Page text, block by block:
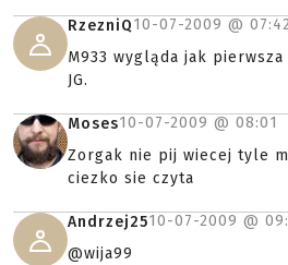
RzezniQ10-07-2009 @
M933 wygląda jak
JG.
Moses10-07-2009 @ 08:01
Zorgak nie pij wiecej tyle
ciezko sie czyta
Andrzej2510-07-2009 @
@wija99